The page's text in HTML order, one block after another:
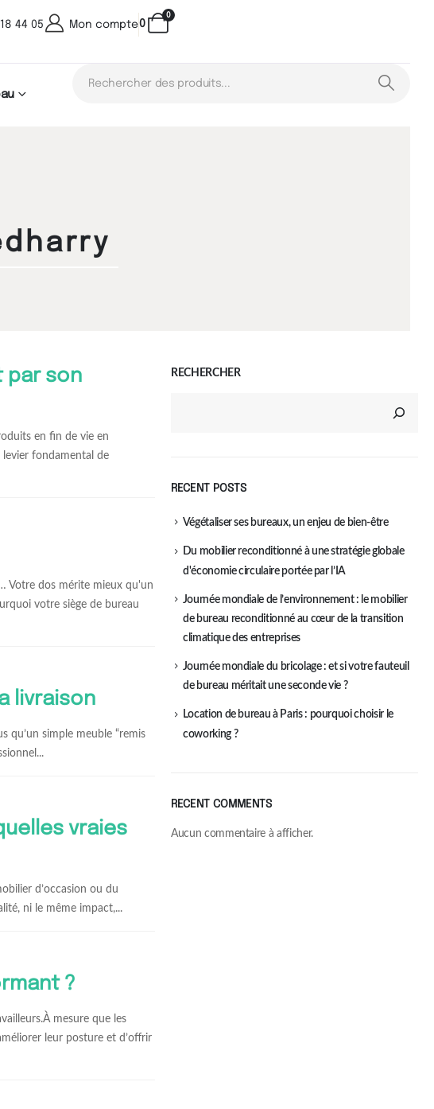
44 05 Mon compte
0
0
par son
en fin de vie en
fondamental de
Votre dos mérite mieux qu'un
votre siège de bureau
livraison
qu’un simple meuble “remis
vraies
d’occasion ou du
ni le même impact,...
?
mesure que les
leur posture et d’offrir
RECHERCHER
RECENT POSTS
Végétaliser ses bureaux, un enjeu de bien-être
Du mobilier reconditionné à une stratégie globale
d'économie circulaire portée par l’IA
Journée mondiale de l’environnement : le mobilier
de bureau reconditionné au cœur de la transition
climatique des entreprises
Journée mondiale du bricolage : et si votre fauteuil
de bureau méritait une seconde vie ?
Location de bureau à Paris : pourquoi choisir le
coworking ?
RECENT COMMENTS
Aucun commentaire à afficher.